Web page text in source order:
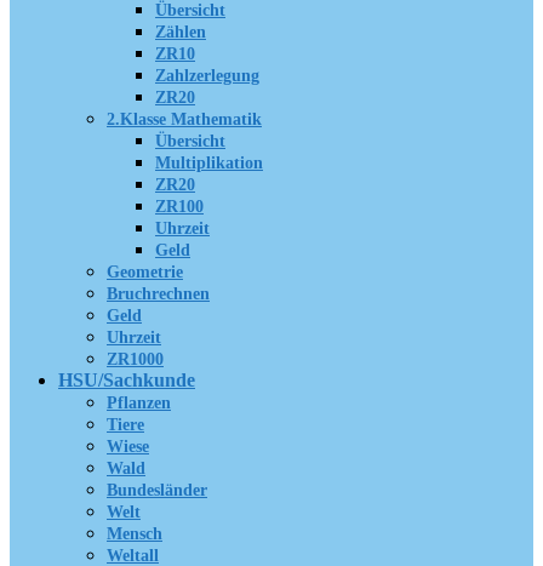
Übersicht
Zählen
ZR10
Zahlzerlegung
ZR20
2.Klasse Mathematik
Übersicht
Multiplikation
ZR20
ZR100
Uhrzeit
Geld
Geometrie
Bruchrechnen
Geld
Uhrzeit
ZR1000
HSU/Sachkunde
Pflanzen
Tiere
Wiese
Wald
Bundesländer
Welt
Mensch
Weltall